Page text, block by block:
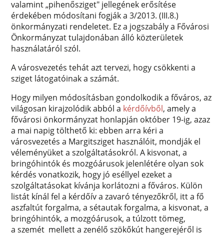
valamint „pihenősziget" jellegének erősítése
érdekében módosítani fogják a 3/2013. (III.8.)
önkormányzati rendeletet. Ez a jogszabály a Fővárosi
Önkormányzat tulajdonában álló közterületek
használatáról szól.
A városvezetés tehát azt tervezi, hogy csökkenti a
sziget látogatóinak a számát.
Hogy milyen módosításban gondolkodik a főváros, az
világosan kirajzolódik abból a kérdőívből, amely a
fővárosi önkormányzat honlapján október 19-ig, azaz
a mai napig tölthető ki: ebben arra kéri a
városvezetés a Margitsziget használóit, mondják el
véleményüket a szolgáltatásokról. A kisvonat, a
bringóhintók és mozgóárusok jelenlétére olyan sok
kérdés vonatkozik, hogy jó eséllyel ezeket a
szolgáltatásokat kívánja korlátozni a főváros. Külön
listát kínál fel a kérdőív a zavaró tényezőkről, itt a fő
aszfaltút forgalma, a sétautak forgalma, a kisvonat, a
bringóhintók, a mozgóárusok, a túlzott tömeg,
a szemét mellett a zenélő szökőkút hangerejéről is